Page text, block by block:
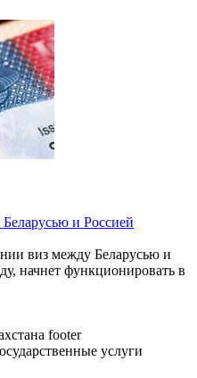
и Россией
виз между Беларусью и
начнет функционировать в
услуги